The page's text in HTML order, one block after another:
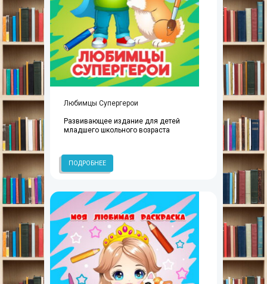
Любимцы Супергерои
Развивающее издание для детей
младшего школьного возраста
ПОДРОБНЕЕ